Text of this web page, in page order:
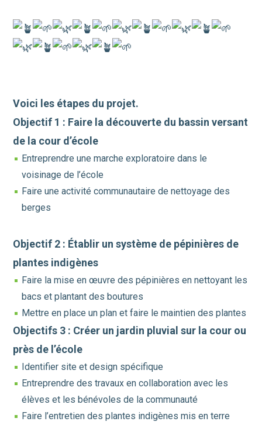
Voici les étapes du projet.
Objectif 1 : Faire la découverte du bassin versant
de la cour d’école
Entreprendre une marche exploratoire dans le
voisinage de l’école
Faire une activité communautaire de nettoyage des
berges
Objectif 2 : Établir un système de pépinières de
plantes indigènes
Faire la mise en œuvre des pépinières en nettoyant les
bacs et plantant des boutures
Mettre en place un plan et faire le maintien des plantes
Objectifs 3 : Créer un jardin pluvial sur la cour ou
près de l’école
Identifier site et design spécifique
Entreprendre des travaux en collaboration avec les
élèves et les bénévoles de la communauté
Faire l’entretien des plantes indigènes mis en terre